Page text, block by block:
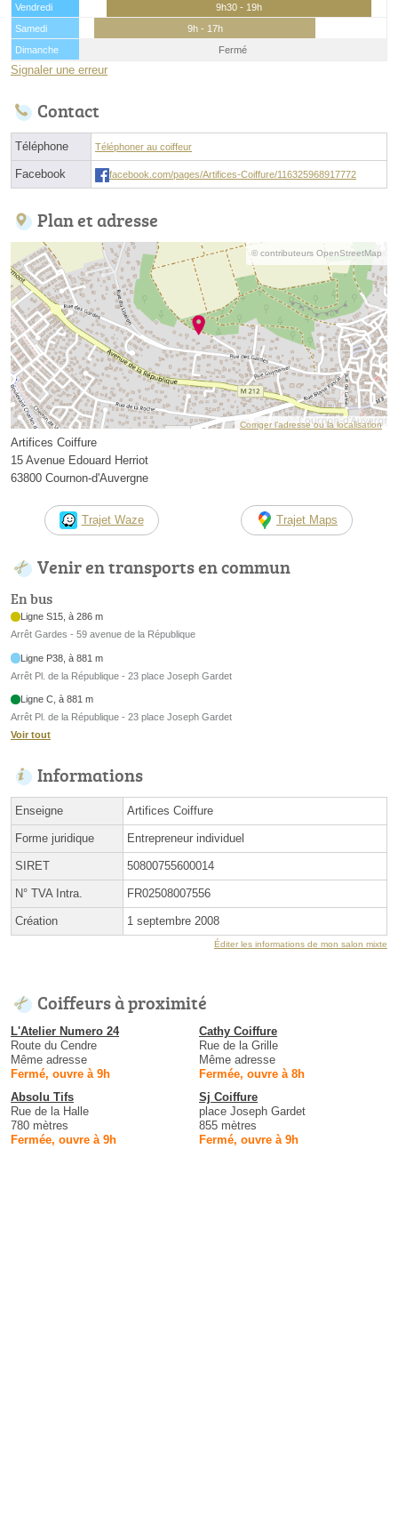
Vendredi
9h30 - 19h
Samedi
9h - 17h
Dimanche
Fermé
Signaler une erreur
Contact
Téléphone Téléphoner au coiffeur
Facebook facebook.com/pages/Artifices-Coiffure/116325968917772
Plan et adresse
© contributeurs OpenStreetMap
Corriger l’adresse ou la localisation
Artifices Coiffure
15 Avenue Edouard Herriot
63800 Cournon-d'Auvergne
Trajet Waze Trajet Maps
Venir en transports en commun
En bus
Ligne S15, à 286 m
Arrêt Gardes - 59 avenue de la République
Ligne P38, à 881 m
Arrêt Pl. de la République - 23 place Joseph Gardet
Ligne C, à 881 m
Arrêt Pl. de la République - 23 place Joseph Gardet
Voir tout
Informations
Enseigne Artifices Coiffure
Forme juridique Entrepreneur individuel
SIRET 50800755600014
N° TVA Intra. FR02508007556
Création 1 septembre 2008
Éditer les informations de mon salon mixte
Coiffeurs à proximité
L'Atelier Numero 24
Route du Cendre
Même adresse
Fermé, ouvre à 9h
Cathy Coiffure
Rue de la Grille
Même adresse
Fermée, ouvre à 8h
Absolu Tifs
Rue de la Halle
780 mètres
Fermée, ouvre à 9h
Sj Coiffure
place Joseph Gardet
855 mètres
Fermé, ouvre à 9h